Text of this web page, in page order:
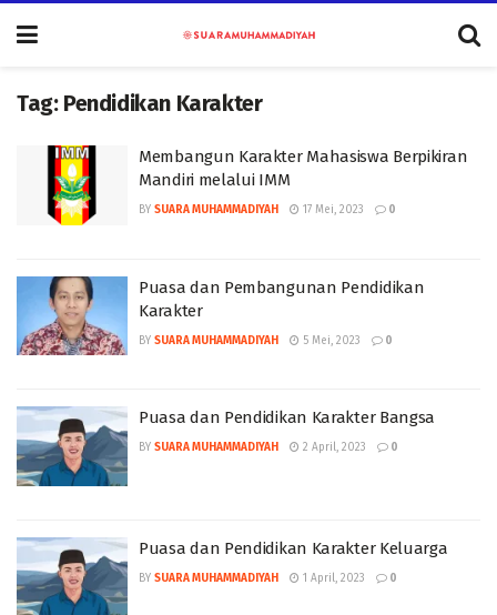
Tag: Pendidikan Karakter
Membangun Karakter Mahasiswa Berpikiran
Mandiri melalui IMM
BY SUARA MUHAMMADIYAH 17 Mei, 2023 0
Puasa dan Pembangunan Pendidikan
Karakter
BY SUARA MUHAMMADIYAH 5 Mei, 2023 0
Puasa dan Pendidikan Karakter Bangsa
BY SUARA MUHAMMADIYAH 2 April, 2023 0
Puasa dan Pendidikan Karakter Keluarga
BY SUARA MUHAMMADIYAH 1 April, 2023 0